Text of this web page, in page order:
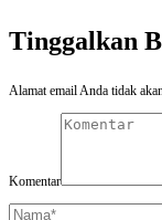
Tinggalkan
Alamat email Anda tidak
Komentar